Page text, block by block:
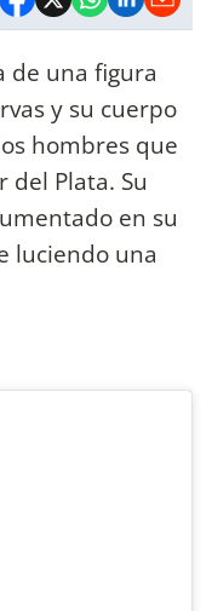
de una figura
y su cuerpo
hombres que
del Plata. Su
en su
luciendo una